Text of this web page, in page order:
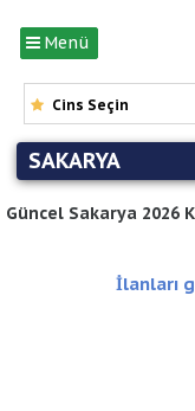
Menü
Cins Seçin
SAKARYA
Güncel Sakarya 2026
İlanları